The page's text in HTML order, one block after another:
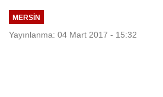
MERSIN
Yayınlanma: 04 Mart 2017 - 15:32